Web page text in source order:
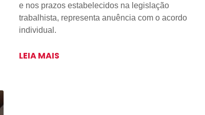
e nos prazos estabelecidos na legislação
trabalhista, representa anuência com o acordo
individual.
LEIA MAIS